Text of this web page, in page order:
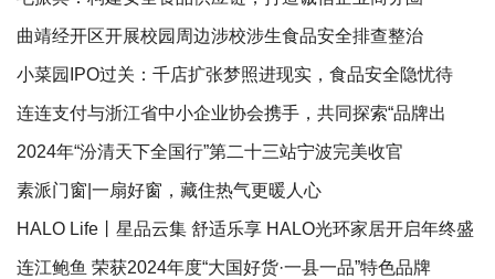
曲靖经开区开展校园周边涉校涉生食品安全排查整治
小菜园IPO过关：千店扩张梦照进现实，食品安全隐忧待
解？
连连支付与浙江省中小企业协会携手，共同探索“品牌出
海”的新机遇
2024年“汾清天下全国行”第二十三站宁波完美收官
素派门窗|一扇好窗，藏住热气更暖人心
HALO Life丨星品云集 舒适乐享 HALO光环家居开启年终盛
惠
连江鲍鱼 荣获2024年度“大国好货·一县一品”特色品牌